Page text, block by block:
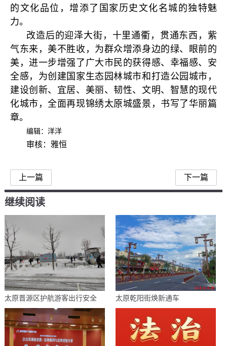
的文化品位，增添了国家历史文化名城的独特魅
力。
改造后的迎泽大街，十里通衢，贯通东西，紫
气东来，美不胜收，为群众增添身边的绿、眼前的
美，进一步增强了广大市民的获得感、幸福感、安
全感，为创建国家生态园林城市和打造公园城市，
建设创新、宜居、美丽、韧性、文明、智慧的现代
化城市，全面再现锦绣太原城盛景，书写了华丽篇
章。
编辑：洋洋
审核：雅恒
上一篇 下一篇
继续阅读
太原晋源区护航游客出行安全 太原乾阳街焕新通车